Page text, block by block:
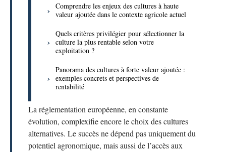
Comprendre les enjeux des cultures à haute
valeur ajoutée dans le contexte agricole actuel
Quels critères privilégier pour sélectionner la
culture la plus rentable selon votre
exploitation ?
Panorama des cultures à forte valeur ajoutée :
exemples concrets et perspectives de
rentabilité
La réglementation européenne, en constante
évolution, complexifie encore le choix des cultures
alternatives. Le succès ne dépend pas uniquement du
potentiel agronomique, mais aussi de l’accès aux